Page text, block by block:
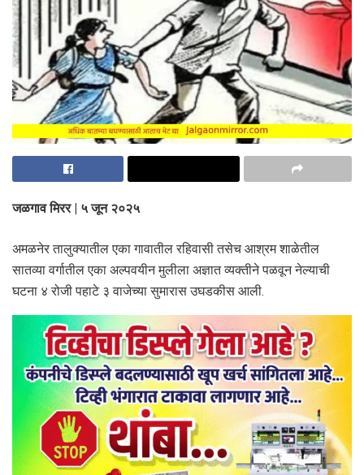
जळगाव मिरर | ५ जून २०२५
अमळनेर तालुक्यातील एका गावातील रहिवासी तसेच आश्रम शाळेतील
सातव्या वर्गातील एका अल्पवयीन मुलीला अज्ञात व्यक्तीने पळवून नेल्याची
घटना ४ रोजी पहाटे ३ वाजेच्या सुमारास उघडकीस आली.